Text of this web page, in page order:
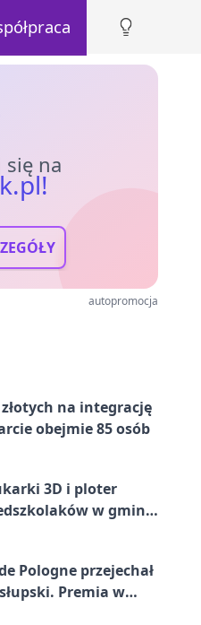
na
autopromocja
na integrację
obejmie 85 osób
3D i ploter
w gminie
Pologne przejechał
Premia w